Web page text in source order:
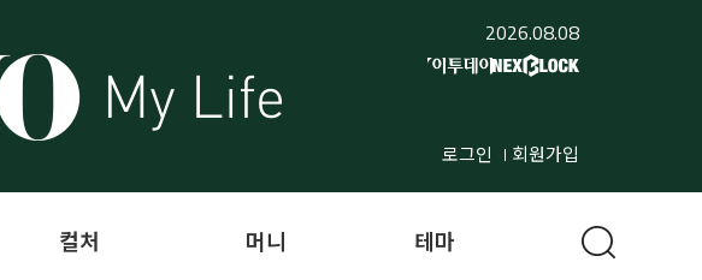
2026.08.08
로그인 회원가입
컬처 머니 테마